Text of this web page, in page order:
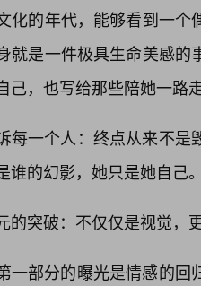
化的年代，能够看到一
就是一件极具生命美感
己，也写给那些陪她一路
每一个人：终点从来不
谁的幻影，她只是她自己
的突破：不仅仅是视觉，
一部分的曝光是情感的回